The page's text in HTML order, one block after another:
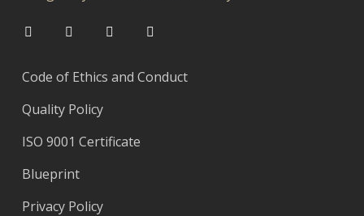
Code of Ethics and Conduct
Quality Policy
ISO 9001 Certificate
Blueprint
Privacy Policy